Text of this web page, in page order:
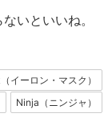
いといいね。
イーロン・マスク）
Ninja（ニンジャ）